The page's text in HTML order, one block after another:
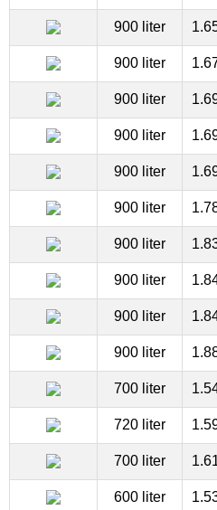
900 liter
900 liter
900 liter
900 liter
900 liter
900 liter
900 liter
900 liter
900 liter
900 liter
700 liter
720 liter
700 liter
600 liter